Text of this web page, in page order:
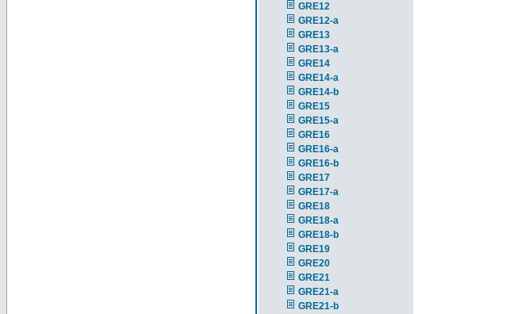
GRE12
GRE12-a
GRE13
GRE13-a
GRE14
GRE14-a
GRE14-b
GRE15
GRE15-a
GRE16
GRE16-a
GRE16-b
GRE17
GRE17-a
GRE18
GRE18-a
GRE18-b
GRE19
GRE20
GRE21
GRE21-a
GRE21-b